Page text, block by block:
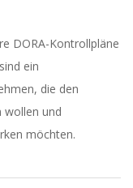
DORA-Kontrollpläne
ein
die den
wollen und
möchten.